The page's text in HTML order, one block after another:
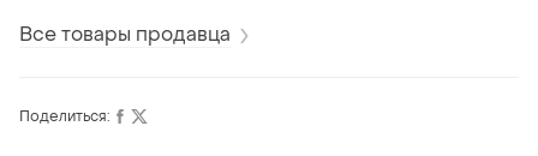
Все товары продавца
Поделиться: